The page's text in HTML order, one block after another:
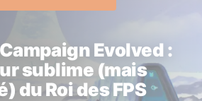
Evolved :
sublime (mais
du Roi des FPS